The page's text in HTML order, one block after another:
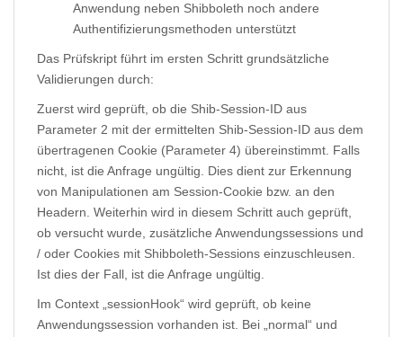
Anwendung neben Shibboleth noch andere
Authentifizierungsmethoden unterstützt
Das Prüfskript führt im ersten Schritt grundsätzliche
Validierungen durch:
Zuerst wird geprüft, ob die Shib-Session-ID aus
Parameter 2 mit der ermittelten Shib-Session-ID aus dem
übertragenen Cookie (Parameter 4) übereinstimmt. Falls
nicht, ist die Anfrage ungültig. Dies dient zur Erkennung
von Manipulationen am Session-Cookie bzw. an den
Headern. Weiterhin wird in diesem Schritt auch geprüft,
ob versucht wurde, zusätzliche Anwendungssessions und
/ oder Cookies mit Shibboleth-Sessions einzuschleusen.
Ist dies der Fall, ist die Anfrage ungültig.
Im Context „sessionHook“ wird geprüft, ob keine
Anwendungssession vorhanden ist. Bei „normal“ und